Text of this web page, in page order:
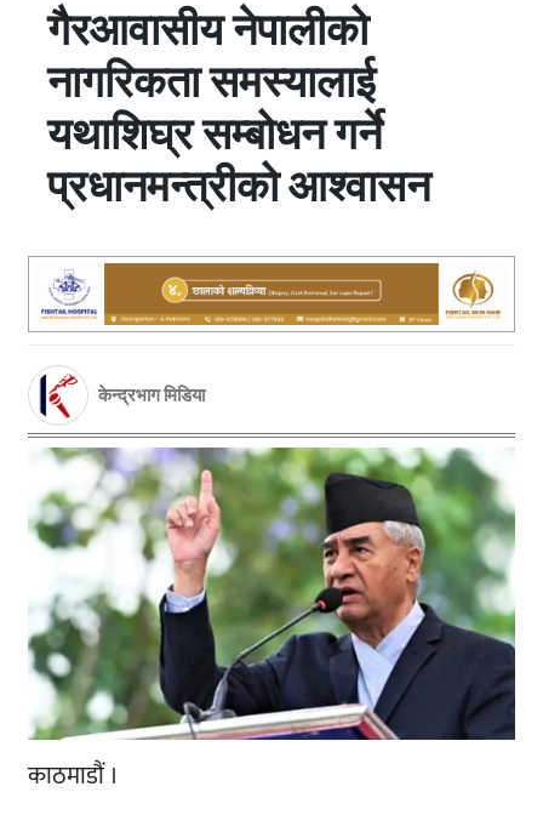
गैरआवासीय नेपालीको
नागरिकता समस्यालाई
यथाशिघ्र सम्बोधन गर्ने
प्रधानमन्त्रीको आश्वासन
केन्द्रभाग मिडिया
काठमाडौं ।